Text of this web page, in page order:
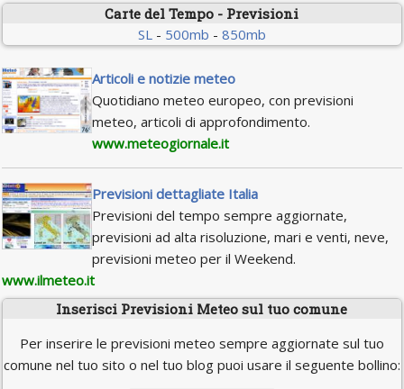
Carte del Tempo - Previsioni
SL- 500mb - 850mb
Articoli e notizie meteo
Quotidiano meteo europeo, con previsioni
meteo, articoli di approfondimento.
www.meteogiornale.it
Previsioni dettagliate Italia
Previsioni del tempo sempre aggiornate,
previsioni ad alta risoluzione, mari e venti, neve,
previsioni meteo per il Weekend.
www.ilmeteo.it
Inserisci Previsioni Meteo sul tuo comune
Per inserire le previsioni meteo sempre aggiornate sul tuo
comune nel tuo sito o nel tuo blog puoi usare il seguente bollino: